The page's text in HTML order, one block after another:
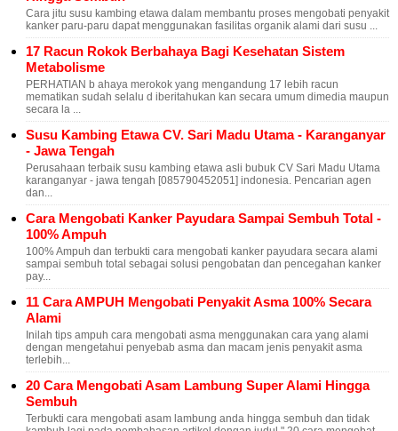
Cara jitu susu kambing etawa dalam membantu proses mengobati penyakit
kanker paru-paru dapat menggunakan fasilitas organik alami dari susu ...
17 Racun Rokok Berbahaya Bagi Kesehatan Sistem
Metabolisme
PERHATIAN b ahaya merokok yang mengandung 17 lebih racun
mematikan sudah selalu d iberitahukan kan secara umum dimedia maupun
secara la ...
Susu Kambing Etawa CV. Sari Madu Utama - Karanganyar
- Jawa Tengah
Perusahaan terbaik susu kambing etawa asli bubuk CV Sari Madu Utama
karanganyar - jawa tengah [085790452051] indonesia. Pencarian agen
dan...
Cara Mengobati Kanker Payudara Sampai Sembuh Total -
100% Ampuh
100% Ampuh dan terbukti cara mengobati kanker payudara secara alami
sampai sembuh total sebagai solusi pengobatan dan pencegahan kanker
pay...
11 Cara AMPUH Mengobati Penyakit Asma 100% Secara
Alami
Inilah tips ampuh cara mengobati asma menggunakan cara yang alami
dengan mengetahui penyebab asma dan macam jenis penyakit asma
terlebih...
20 Cara Mengobati Asam Lambung Super Alami Hingga
Sembuh
Terbukti cara mengobati asam lambung anda hingga sembuh dan tidak